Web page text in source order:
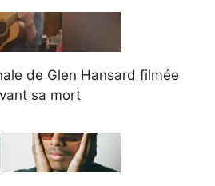
de Glen Hansard filmée
sa mort